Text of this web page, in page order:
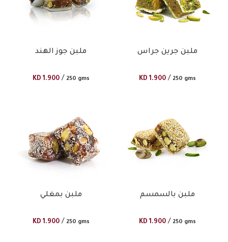
ملبن جوز الهند
KD 1.900 / 250 gms
ملبن جرين جراس
KD 1.900 / 250 gms
ملبن بمغلي
KD 1.900 / 250 gms
ملبن بالسمسم
KD 1.900 / 250 gms